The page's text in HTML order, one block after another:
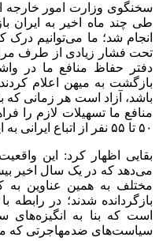
سخنگوی وزارت امور خارجه
طی چند ماه اخیر به ایران
انجام شد؛ ما می‌توانیم درک
تحت فشار زیادی از طرف
دفتر حفاظ منافع ما در
بازگشت به میهن اعلام
باشد، آزاد است هر زمانی که
منافع ما تسهیلات لازم را
۵۰ تا ۵۵ نفر از اتباع ایرانی به ایران باز خواهند گشت.
بقایی اظهار کرد: این
مختلف به همین عناوین به
بازگردانده شدند؛ در رابطه
است که بنا به
سیاست‌های ضدمهاجرتی که